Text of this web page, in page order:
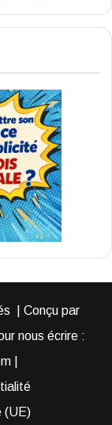
| Conçu par
nous écrire :
|
(UE)